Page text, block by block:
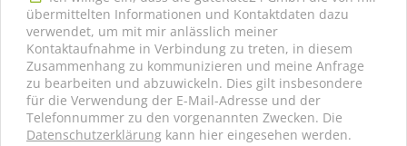
übermittelten Informationen und Kontaktdaten dazu
verwendet, um mit mir anlässlich meiner
Kontaktaufnahme in Verbindung zu treten, in diesem
Zusammenhang zu kommunizieren und meine Anfrage
zu bearbeiten und abzuwickeln. Dies gilt insbesondere
für die Verwendung der E-Mail-Adresse und der
Telefonnummer zu den vorgenannten Zwecken. Die
Datenschutzerklärung kann hier eingesehen werden.